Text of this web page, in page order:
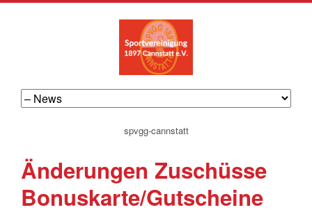
navigation
spvgg-cannstatt
Änderungen Zuschüsse
Bonuskarte/Gutscheine